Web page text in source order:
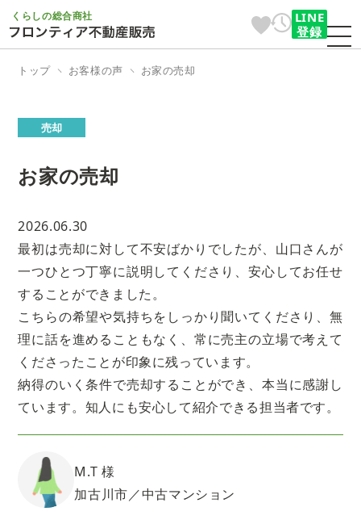
くらしの総合商社
LINE
登録
トップ お客様の声 お家の売却
売却
お家の売却
2026.06.30
最初は売却に対して不安ばかりでしたが、山口さんが
一つひとつ丁寧に説明してくださり、安心してお任せ
することができました。
こちらの希望や気持ちをしっかり聞いてくださり、無
理に話を進めることもなく、常に売主の立場で考えて
くださったことが印象に残っています。
納得のいく条件で売却することができ、本当に感謝し
ています。知人にも安心して紹介できる担当者です。
M.T 様
加古川市／中古マンション